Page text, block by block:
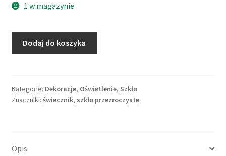
1 w magazynie
Świeczniki
formie,
nowoczesny
przezroczyste
Dodaj do koszyka
Kategorie: Dekoracje, Oświetlenie, Szkło
Znaczniki: świecznik, szkło przezroczyste
Opis